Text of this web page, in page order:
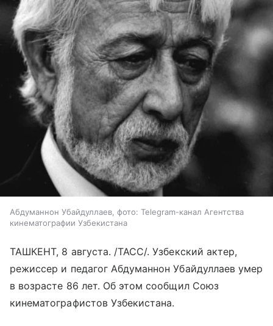
Абдуманнон Убайдуллаев, фото: Telegram-канал Агентства
кинематографии Узбекистана
ТАШКЕНТ, 8 августа. /ТАСС/. Узбекский актер,
режиссер и педагог Абдуманнон Убайдуллаев умер
в возрасте 86 лет. Об этом сообщил Союз
кинематографистов Узбекистана.